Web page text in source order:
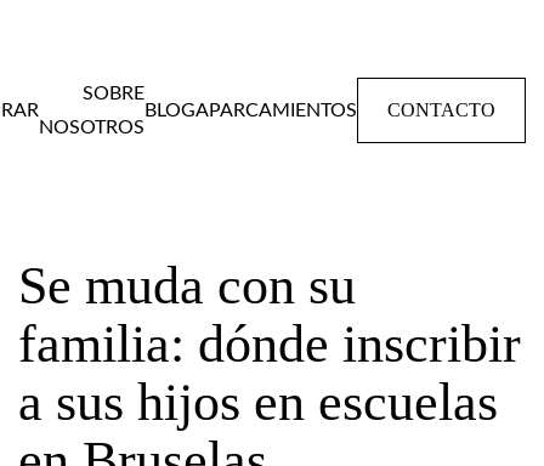
SOBRE
NOSOTROS
BLOGAPARCAMIENTOS CONTACTO
Se muda con su
familia: dónde inscribir
a sus hijos en escuelas